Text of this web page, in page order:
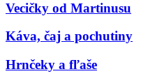
Vecičky od Martinusu
Káva, čaj a pochutiny
Hrnčeky a fľaše